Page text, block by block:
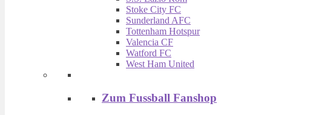
Stoke City FC
Sunderland AFC
Tottenham Hotspur
Valencia CF
Watford FC
West Ham United
Zum Fussball Fanshop